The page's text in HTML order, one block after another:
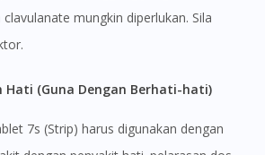
mungkin diperlukan. Sila
Hati (Guna Dengan Berhati-hati)
7s (Strip) harus digunakan dengan